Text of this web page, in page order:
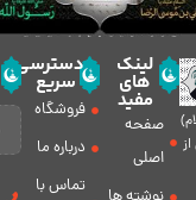
لینک
های
مفید
صفحه
اصلی
دسترسی
سریع
فروشگاه
درباره ما
تماس با